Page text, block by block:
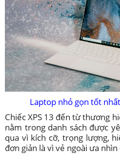
Laptop nhỏ gọn tốt
Chiếc XPS 13 đến từ thương
nằm trong danh sách được
qua vì kích cỡ, trọng lượng,
đơn giản là vì vẻ ngoài ưa nhìn